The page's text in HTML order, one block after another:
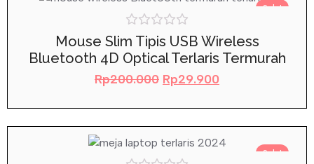
Sale!
Rated
0
out
of
5
Mouse Slim Tipis USB Wireless
Bluetooth 4D Optical Terlaris Termurah
Rp200.000 Rp29.900
Sale!